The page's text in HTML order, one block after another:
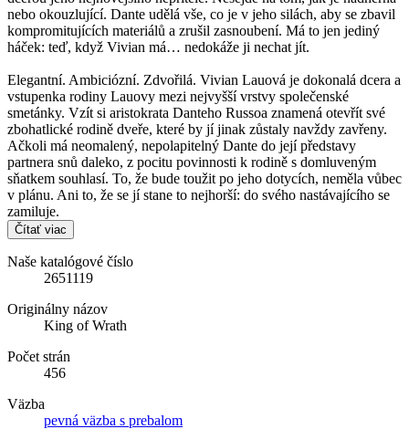
nebo okouzlující. Dante udělá vše, co je v jeho silách, aby se zbavil
kompromitujících materiálů a zrušil zasnoubení. Má to jen jediný
háček: teď, když Vivian má… nedokáže ji nechat jít.
Elegantní. Ambiciózní. Zdvořilá. Vivian Lauová je dokonalá dcera a
vstupenka rodiny Lauovy mezi nejvyšší vrstvy společenské
smetánky. Vzít si aristokrata Danteho Russoa znamená otevřít své
zbohatlické rodině dveře, které by jí jinak zůstaly navždy zavřeny.
Ačkoli má neomalený, nepolapitelný Dante do její představy
partnera snů daleko, z pocitu povinnosti k rodině s domluveným
sňatkem souhlasí. To, že bude toužit po jeho dotycích, neměla vůbec
v plánu. Ani to, že se jí stane to nejhorší: do svého nastávajícího se
zamiluje.
Čítať viac
Naše katalógové číslo
2651119
Originálny názov
King of Wrath
Počet strán
456
Väzba
pevná väzba s prebalom